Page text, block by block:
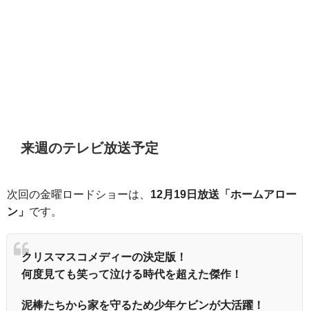
来週のテレビ放送予定
次回の金曜ロードショーは、 12月19日放送「ホームアロー
ン」 です。
クリスマスコメディーの決定版！
何度見ても笑って泣ける時代を超えた傑作！
泥棒たちから家を守るため少年ケビンが大活躍！